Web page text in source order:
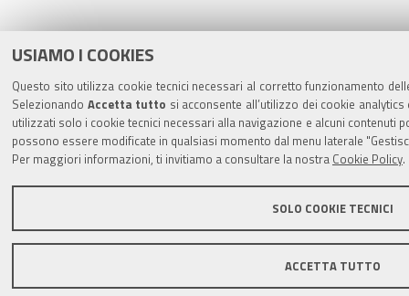
USIAMO I COOKIES
Questo sito utilizza cookie tecnici necessari al corretto funzionamento
Selezionando Accetta tutto si acconsente all’utilizzo dei cookie
utilizzati solo i cookie tecnici necessari alla navigazione e alcuni contenuti
possono essere modificate in qualsiasi momento dal menu laterale
Per maggiori informazioni, ti invitiamo a consultare la nostra Cookie Policy.
SOLO COOKIE TECNICI
ACCETTA TUTTO